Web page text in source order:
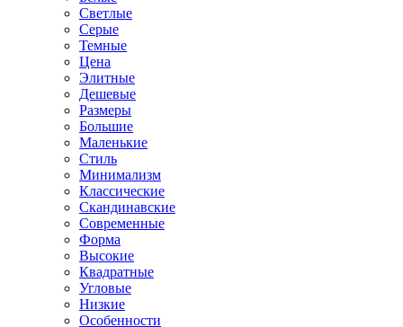
Светлые
Серые
Темные
Цена
Элитные
Дешевые
Размеры
Большие
Маленькие
Стиль
Минимализм
Классические
Скандинавские
Современные
Форма
Высокие
Квадратные
Угловые
Низкие
Особенности